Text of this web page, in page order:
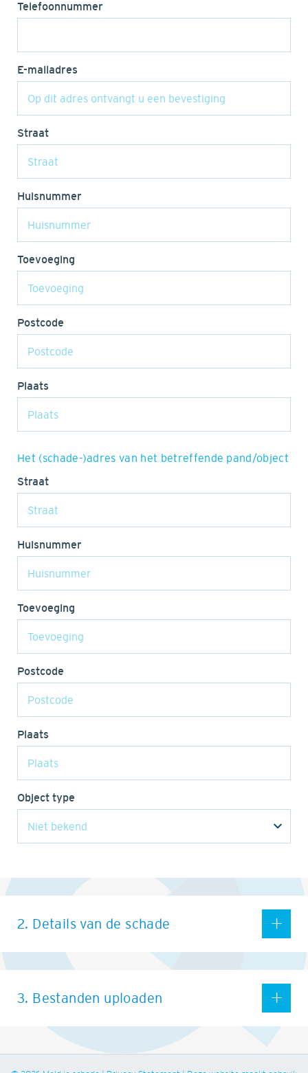
Telefoonnummer
E-mailadres
Straat
Huisnummer
Toevoeging
Postcode
Plaats
Het (schade-)adres van het betreffende pand/object
Straat
Huisnummer
Toevoeging
Postcode
Plaats
Object type
2. Details van de schade
3. Bestanden uploaden